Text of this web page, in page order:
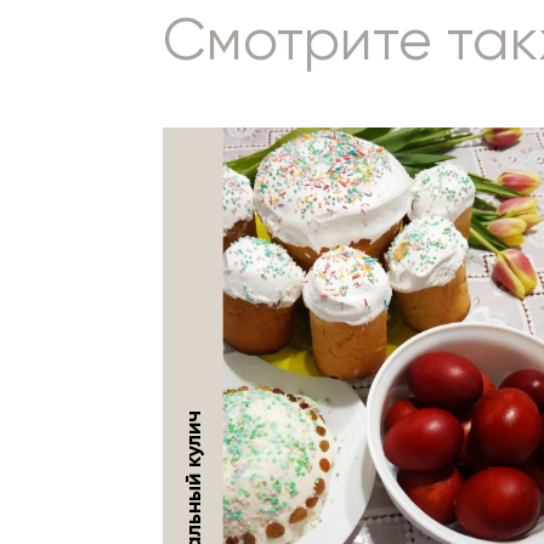
Смотрите
Пасхальный кулич
ВЫПЕЧКА
11 февраля 2022 г.
Когда времени мало на
приготовление еды и нужно
быстро что-то приготовить,
я готовлю пиццу из лаваша.
Быстро, удобно и вкусно.
ЧИТАТЬ ДАЛЬШЕ